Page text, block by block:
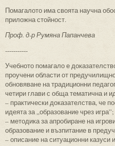
Помагалото има своята научна
приложна стойност.
Проф. д-р Румяна Папанчева
-----------
Учебното помагало е
проучени области от
обновяване на традиционни
четири глави с обща тематична и
– практически доказателства, че
идеята за „образование чрез игра”;
– методика за апробиране на
образование и възпитание в
– описание на ситуационни